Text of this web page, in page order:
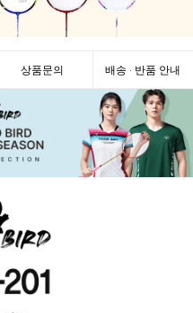
상품문의 배송 · 반품 안내